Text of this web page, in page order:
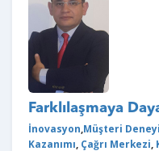
Farklılaşmaya
İnovasyon Müşteri
Kazanımı Çağrı Merkezi